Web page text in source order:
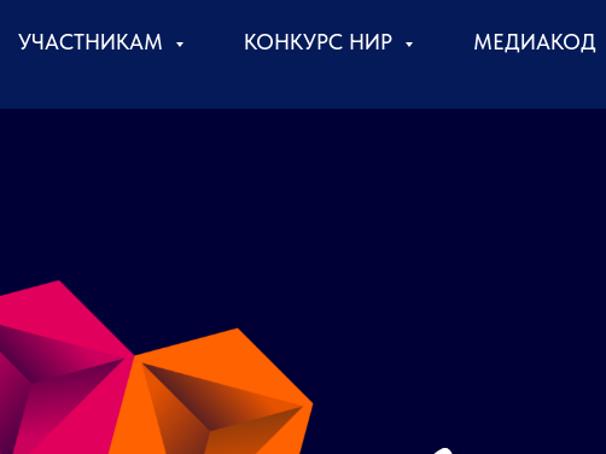
УЧАСТНИКАМ КОНКУРС НИР МЕДИАКОД